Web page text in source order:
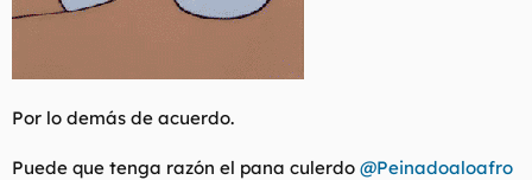
Por lo demás de acuerdo.
Puede que tenga razón el pana culerdo @Peinadoaloafro